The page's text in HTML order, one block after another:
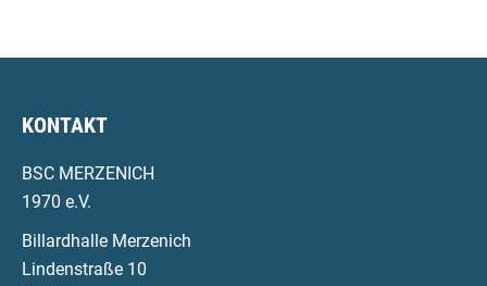
KONTAKT
BSC MERZENICH
1970 e.V.
Billardhalle Merzenich
Lindenstraße 10